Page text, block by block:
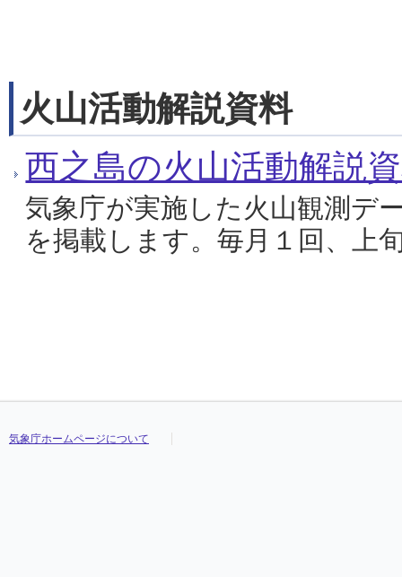
火山活動解説資料
西之島の火山活動解説
気象庁が実施した火山観測デ
を掲載します。毎月１回、上
気象庁ホームページについて